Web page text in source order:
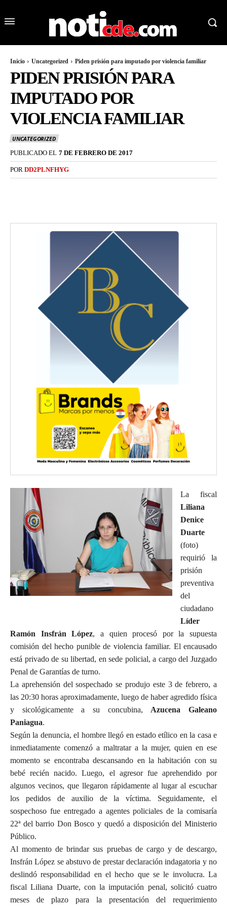
Inicio Uncategorized Piden prisión para imputado por violencia familiar
PIDEN PRISIÓN PARA
IMPUTADO POR
VIOLENCIA FAMILIAR
UNCATEGORIZED
PUBLICADO EL 7 DE FEBRERO DE 2017
POR DD2PLNFHYG
La fiscal
Liliana
Denice
Duarte
(foto)
requirió la
prisión
preventiva
del
ciudadano
Líder
Ramón Insfrán López, a quien procesó por la supuesta
comisión del hecho punible de violencia familiar. El encausado
está privado de su libertad, en sede policial, a cargo del Juzgado
Penal de Garantías de turno.
La aprehensión del sospechado se produjo este 3 de febrero, a
las 20:30 horas aproximadamente, luego de haber agredido física
y sicológicamente a su concubina, Azucena Galeano
Paniagua.
Según la denuncia, el hombre llegó en estado etílico en la casa e
inmediatamente comenzó a maltratar a la mujer, quien en ese
momento se encontraba descansando en la habitación con su
bebé recién nacido. Luego, el agresor fue aprehendido por
algunos vecinos, que llegaron rápidamente al lugar al escuchar
los pedidos de auxilio de la víctima. Seguidamente, el
sospechoso fue entregado a agentes policiales de la comisaría
22ª del barrio Don Bosco y quedó a disposición del Ministerio
Público.
Al momento de brindar sus pruebas de cargo y de descargo,
Insfrán López se abstuvo de prestar declaración indagatoria y no
deslindó responsabilidad en el hecho que se le involucra. La
fiscal Liliana Duarte, con la imputación penal, solicitó cuatro
meses de plazo para la presentación del requerimiento